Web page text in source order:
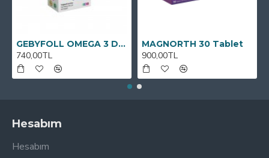
GEBYFOLL OMEGA 3 DHA
740,00TL
MAGNORTH 30 Tablet
900,00TL
Hesabım
Hesabım